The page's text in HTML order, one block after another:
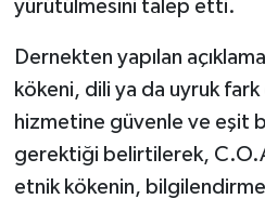
yürütülmesini talep etti.
Dernekten yapılan
kökeni, dili ya da uyruk fark
hizmetine güvenle ve eşit
gerektiği belirtilerek,
etnik kökenin,
SAĞLIK
SİYASET
SPOR